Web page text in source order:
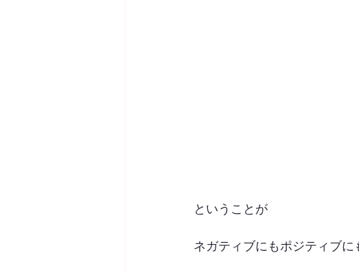
ということが
ネガティブにもポジティブに